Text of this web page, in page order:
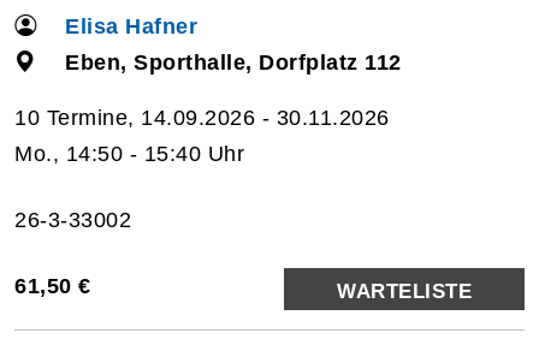
Elisa Hafner
Eben, Sporthalle, Dorfplatz 112
10 Termine, 14.09.2026 - 30.11.2026
Mo., 14:50 - 15:40 Uhr
26-3-33002
61,50 € WARTELISTE